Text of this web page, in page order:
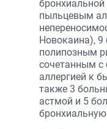
пыльцевым
Новокаина),
полипозным
сочетанным с
аллергией к
также 3
астмой и 5